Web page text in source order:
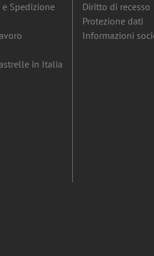
e Spedizione
in Italia
Diritto di recesso
Protezione dati
Informazioni